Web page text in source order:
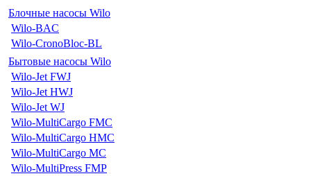
Блочные насосы Wilo
Wilo-BAC
Wilo-CronoBloc-BL
Бытовые насосы Wilo
Wilo-Jet FWJ
Wilo-Jet HWJ
Wilo-Jet WJ
Wilo-MultiCargo FMC
Wilo-MultiCargo HMC
Wilo-MultiCargo MC
Wilo-MultiPress FMP